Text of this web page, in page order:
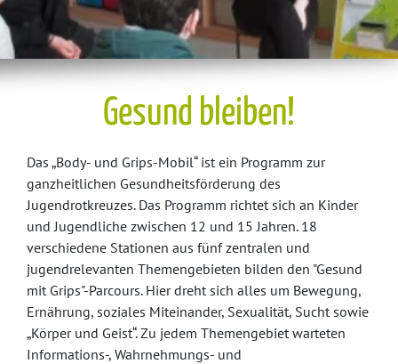
Gesund bleiben!
Das „Body- und Grips-Mobil“ ist ein Programm zur
ganzheitlichen Gesundheitsförderung des
Jugendrotkreuzes. Das Programm richtet sich an Kinder
und Jugendliche zwischen 12 und 15 Jahren. 18
verschiedene Stationen aus fünf zentralen und
jugendrelevanten Themengebieten bilden den "Gesund
mit Grips"-Parcours. Hier dreht sich alles um Bewegung,
Ernährung, soziales Miteinander, Sexualität, Sucht sowie
„Körper und Geist“. Zu jedem Themengebiet warteten
Informations-, Wahrnehmungs- und